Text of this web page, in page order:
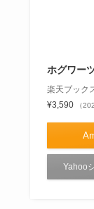
ホグワー
楽天ブック
¥3,590
（
Yahoo